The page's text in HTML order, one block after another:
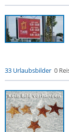
33 Urlaubsbilder 0